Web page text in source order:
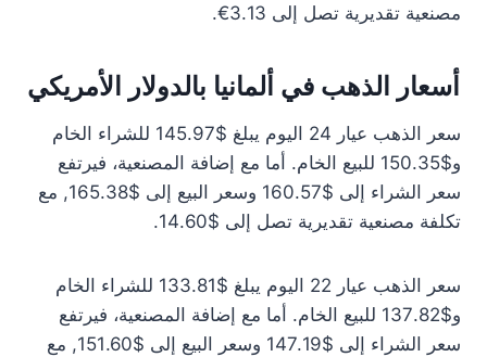
مصنعية تقديرية تصل إلى 3.13€.
أسعار الذهب في ألمانيا بالدولار الأمريكي
سعر الذهب عيار 24 اليوم يبلغ $145.97 للشراء الخام
و$150.35 للبيع الخام. أما مع إضافة المصنعية، فيرتفع
سعر الشراء إلى $160.57 وسعر البيع إلى $165.38, مع
تكلفة مصنعية تقديرية تصل إلى $14.60.
سعر الذهب عيار 22 اليوم يبلغ $133.81 للشراء الخام
و$137.82 للبيع الخام. أما مع إضافة المصنعية، فيرتفع
سعر الشراء إلى $147.19 وسعر البيع إلى $151.60, مع